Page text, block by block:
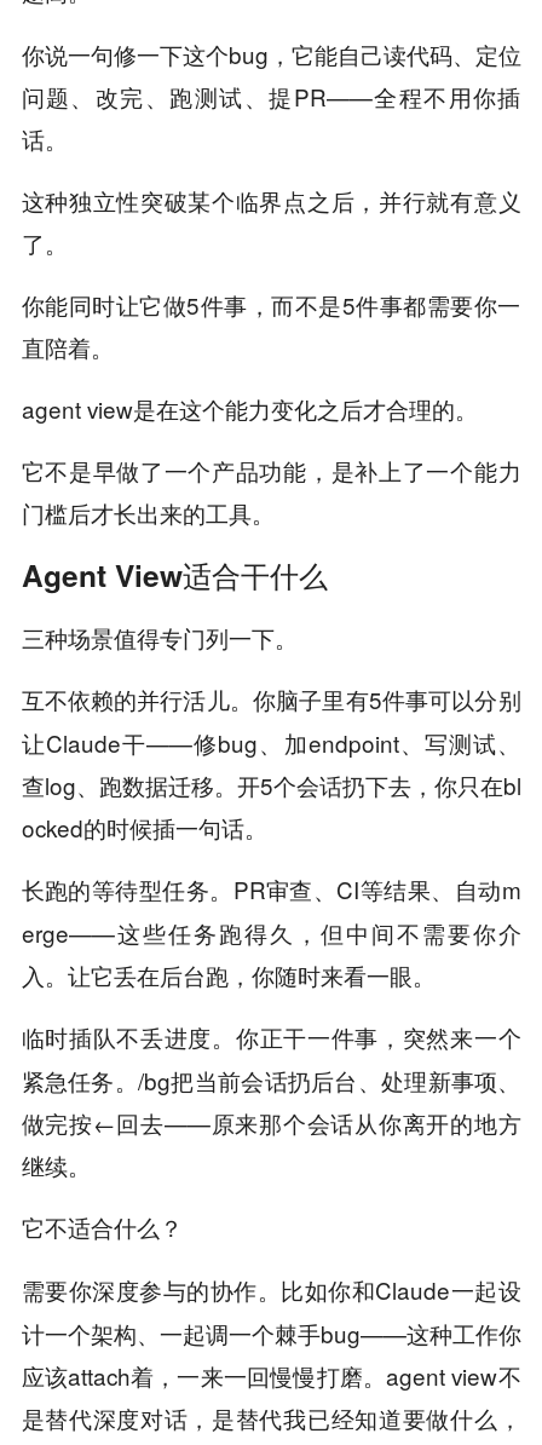
你说一句修一下这个bug，它能自己读代码、定位
问题、改完、跑测试、提PR——全程不用你插
话。
这种独立性突破某个临界点之后，并行就有意义
了。
你能同时让它做5件事，而不是5件事都需要你一
直陪着。
agent view是在这个能力变化之后才合理的。
它不是早做了一个产品功能，是补上了一个能力
门槛后才长出来的工具。
Agent View适合干什么
三种场景值得专门列一下。
互不依赖的并行活儿。 你脑子里有5件事可以分别
让Claude干——修bug、加endpoint、写测试、
查log、跑数据迁移。开5个会话扔下去，你只在bl
ocked的时候插一句话。
长跑的等待型任务。 PR审查、CI等结果、自动m
erge——这些任务跑得久，但中间不需要你介
入。让它丢在后台跑，你随时来看一眼。
临时插队不丢进度。 你正干一件事，突然来一个
紧急任务。/bg把当前会话扔后台、处理新事项、
做完按←回去——原来那个会话从你离开的地方
继续。
它不适合什么？
需要你深度参与的协作。 比如你和Claude一起设
计一个架构、一起调一个棘手bug——这种工作你
应该attach着，一来一回慢慢打磨。agent view不
是替代深度对话，是替代我已经知道要做什么，